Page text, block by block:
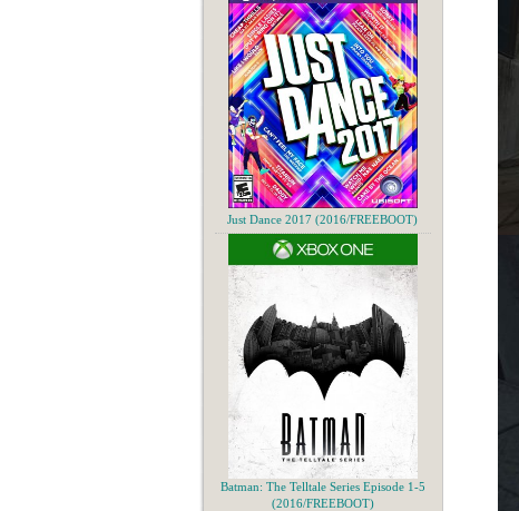
Just Dance 2017 (2016/FREEBOOT)
Batman: The Telltale Series Episode 1-5
(2016/FREEBOOT)